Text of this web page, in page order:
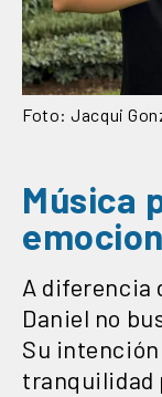
Foto: Jacqui
Música
A diferencia
Daniel no
Su
tranquilidad